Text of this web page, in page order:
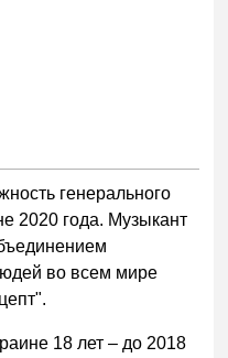
генерального
2020 года. Музыкант
во всем мире
18 лет – до 2018